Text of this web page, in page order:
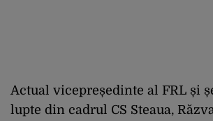
Actual vicepreședinte al FRL și
lupte din cadrul CS Steaua,